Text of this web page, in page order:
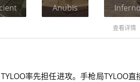
Anubis
查看详情
率先担任进攻。手枪局TYLOO